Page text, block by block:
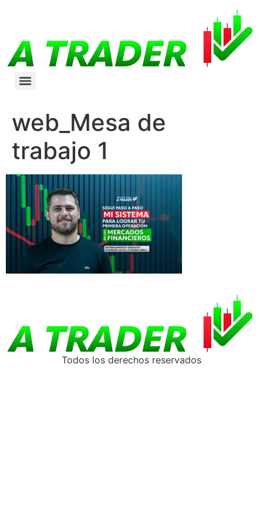
web_Mesa de
trabajo 1
Todos los derechos reservados